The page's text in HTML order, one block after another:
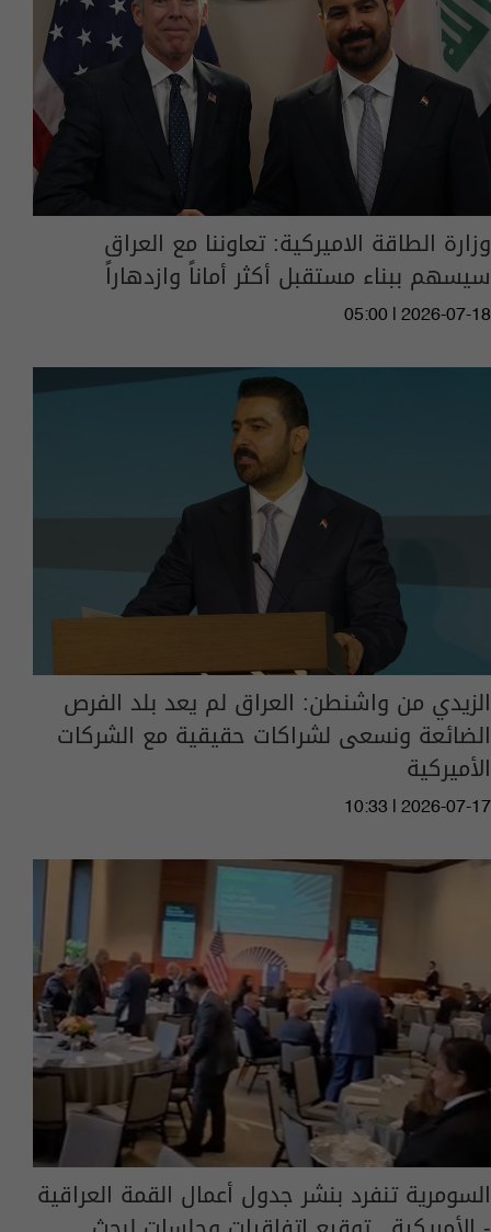
وزارة الطاقة الاميركية: تعاوننا مع العراق
سيسهم ببناء مستقبل أكثر أماناً وازدهاراً
05:00 | 2026-07-18
الزيدي من واشنطن: العراق لم يعد بلد الفرص
الضائعة ونسعى لشراكات حقيقية مع الشركات
الأميركية
10:33 | 2026-07-17
السومرية تنفرد بنشر جدول أعمال القمة العراقية